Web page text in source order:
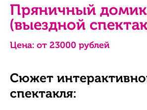
Пряничный домик
(выездной
Цена: от 23000 рублей
Сюжет
спектакля: